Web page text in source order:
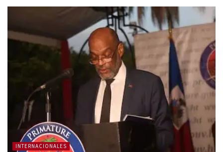
INTERNACIONALES